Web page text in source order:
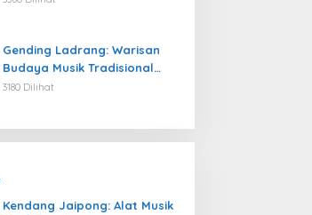
Gending Ladrang: Warisan
Budaya Musik Tradisional
Jawa yang Abadi
3180 Dilihat
Kendang Jaipong: Alat Musik